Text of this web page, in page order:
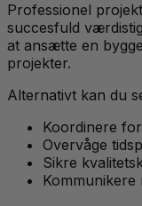
Professionel
succesfuld
at ansætte en
projekter.
Alternativt kan du
Koordinere
Overvåge
Sikre
Kommunikere